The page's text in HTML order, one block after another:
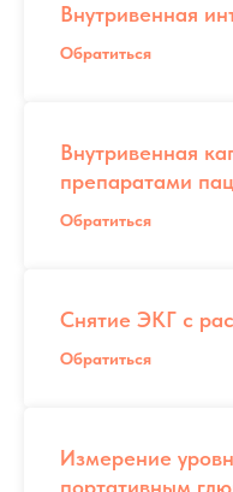
Внутривенная
Обратиться
Внутривенная
препаратами
Обратиться
Снятие ЭКГ с
Обратиться
Измерение
портативным